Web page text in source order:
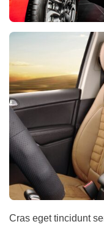
Cras eget tincidunt